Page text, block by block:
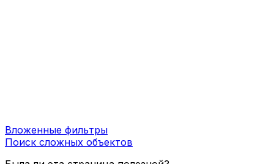
Вложенные фильтры
Поиск сложных объектов